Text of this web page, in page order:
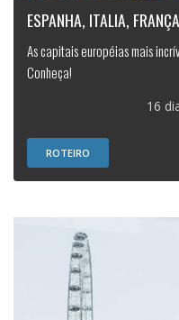
ESPANHA, ITALIA,
As capitais européias mais
Conheça!
16
ROTEIRO